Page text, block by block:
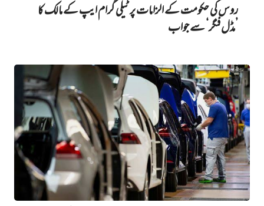
روس کی حکومت کے الزامات پر ٹیلی گرام ایپ کے مالک کا
’مڈل فنگر‘ سے جواب